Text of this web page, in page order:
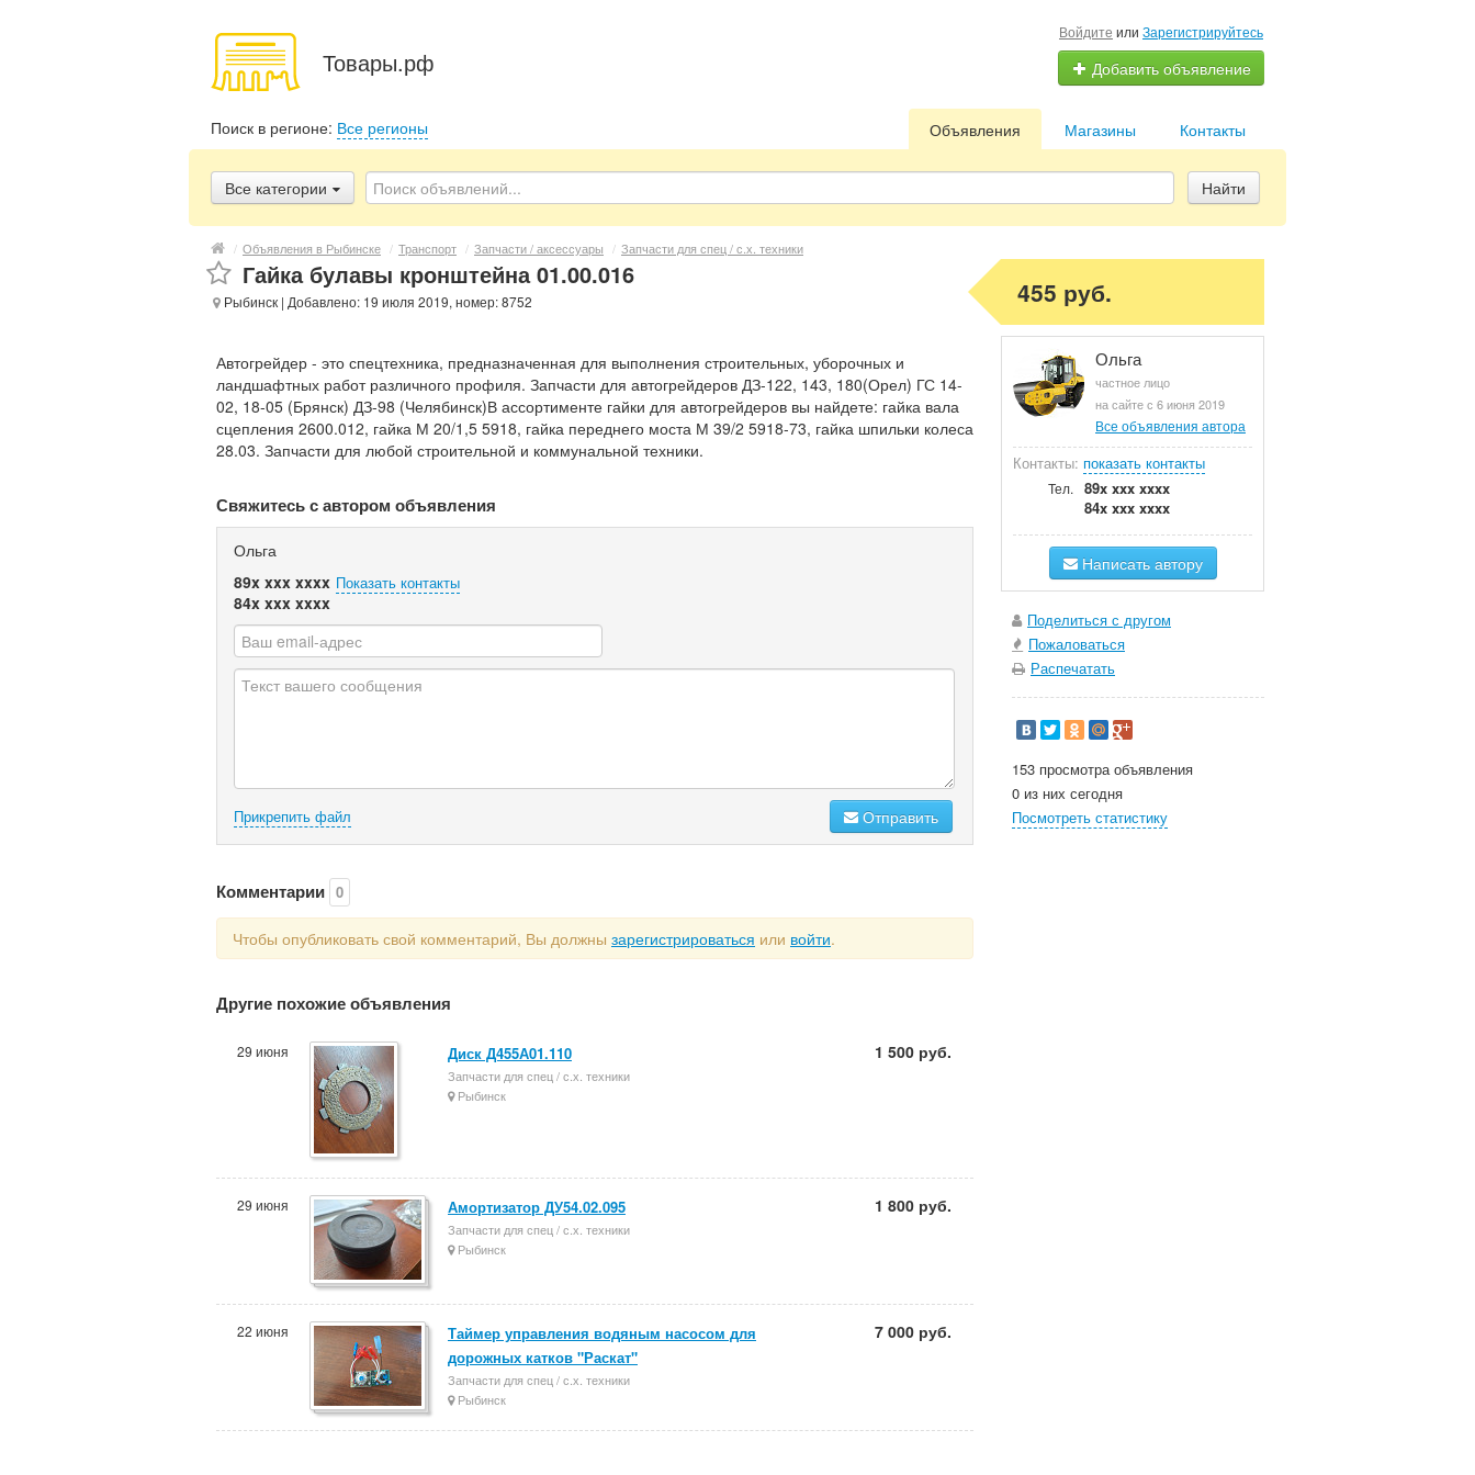
Товары.рф
Войдите или Зарегистрируйтесь
Добавить объявление
Поиск в регионе: Все регионы Контакты
Магазины
Объявления
Все категории Найти
/ Объявления в Рыбинске / Транспорт / Запчасти / аксессуары / Запчасти для спец / с.х. техники
Гайка булавы кронштейна 01.00.016
Рыбинск | Добавлено: 19 июля 2019, номер: 8752
Автогрейдер - это спецтехника, предназначенная для выполнения строительных, уборочных и
ландшафтных работ различного профиля. Запчасти для автогрейдеров ДЗ-122, 143, 180(Орел) ГС 14-
02, 18-05 (Брянск) ДЗ-98 (Челябинск)В ассортименте гайки для автогрейдеров вы найдете: гайка вала
сцепления 2600.012, гайка М 20/1,5 5918, гайка переднего моста М 39/2 5918-73, гайка шпильки колеса
28.03. Запчасти для любой строительной и коммунальной техники.
Свяжитесь с автором объявления
Ольга
89x xxx xxxx Показать контакты
84x xxx xxxx
Прикрепить файл Отправить
Комментарии 0
Чтобы опубликовать свой комментарий, Вы должны зарегистрироваться или войти.
Другие похожие объявления
29 июня Диск Д455А01.110
Запчасти для спец / с.х. техники
Рыбинск
1 500 руб.
29 июня Амортизатор ДУ54.02.095
Запчасти для спец / с.х. техники
Рыбинск
1 800 руб.
22 июня
Таймер управления водяным насосом для
дорожных катков "Раскат"
Запчасти для спец / с.х. техники
Рыбинск
7 000 руб.
455 руб.
Ольга
частное лицо
на сайте с 6 июня 2019
Все объявления автора
Контакты: показать контакты
Тел.
89x xxx xxxx
84x xxx xxxx
Написать автору
Поделиться с другом
Пожаловаться
Распечатать
153 просмотра объявления
0 из них сегодня
Посмотреть статистику